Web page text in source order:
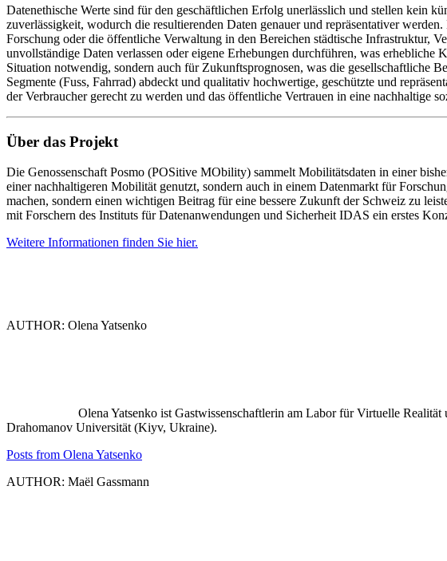
Datenethische Werte sind für den geschäftlichen Erfolg unerlässlich und stellen kein
zuverlässigkeit, wodurch die resultierenden Daten genauer und repräsentativer
Forschung oder die öffentliche Verwaltung in den Bereichen städtische Infrastruktur,
unvollständige Daten verlassen oder eigene Erhebungen durchführen, was
Situation notwendig, sondern auch für Zukunftsprognosen, was die gesellschaftliche
Segmente (Fuss, Fahrrad) abdeckt und qualitativ hochwertige, geschützte und
der Verbraucher gerecht zu werden und das öffentliche Vertrauen in eine nachhaltige
Über das Projekt
Die Genossenschaft Posmo (POSitive MObility) sammelt Mobilitätsdaten in einer
einer nachhaltigeren Mobilität genutzt, sondern auch in einem Datenmarkt für
machen, sondern einen wichtigen Beitrag für eine bessere Zukunft der Schweiz zu
mit Forschern des Instituts für Datenanwendungen und Sicherheit IDAS ein erstes
Weitere Informationen finden Sie hier.
AUTHOR: Olena Yatsenko
Olena Yatsenko ist Gastwissenschaftlerin am Labor für Virtuelle
Drahomanov Universität (Kiyv, Ukraine).
Posts from Olena Yatsenko
AUTHOR: Maël Gassmann